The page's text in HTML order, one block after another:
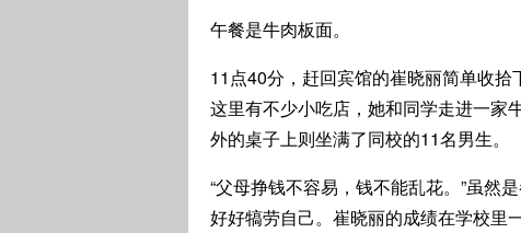
午餐是牛肉板面。
11点40分，赶回宾馆的崔晓丽简单收拾
这里有不少小吃店，她和同学走进一家
外的桌子上则坐满了同校的11名男生。
“父母挣钱不容易，钱不能乱花。”虽然
好好犒劳自己。崔晓丽的成绩在学校里